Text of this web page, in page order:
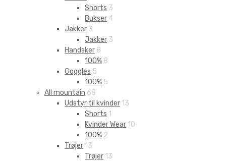
Shorts 3
Bukser 4
Jakker 3
Jakker 3
Handsker 8
100% 8
Goggles 5
100% 5
All mountain 68
Udstyr til kvinder 13
Shorts 1
Kvinder Wear 10
100% 2
Trøjer 13
Trøjer 13